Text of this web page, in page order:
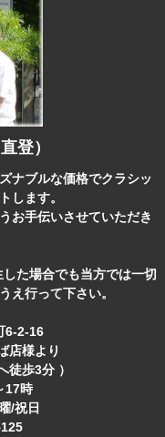
登）
ナブルな価格でクラシッ
します。
お手伝いさせていただき
た場合でも当方では一切
え行って下さい。
6-2-16
店様より
歩3分 ）
17時
/祝日